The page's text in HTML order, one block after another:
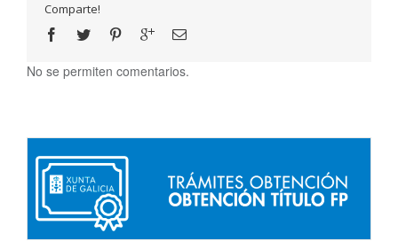
Comparte!
No se permiten comentarios.